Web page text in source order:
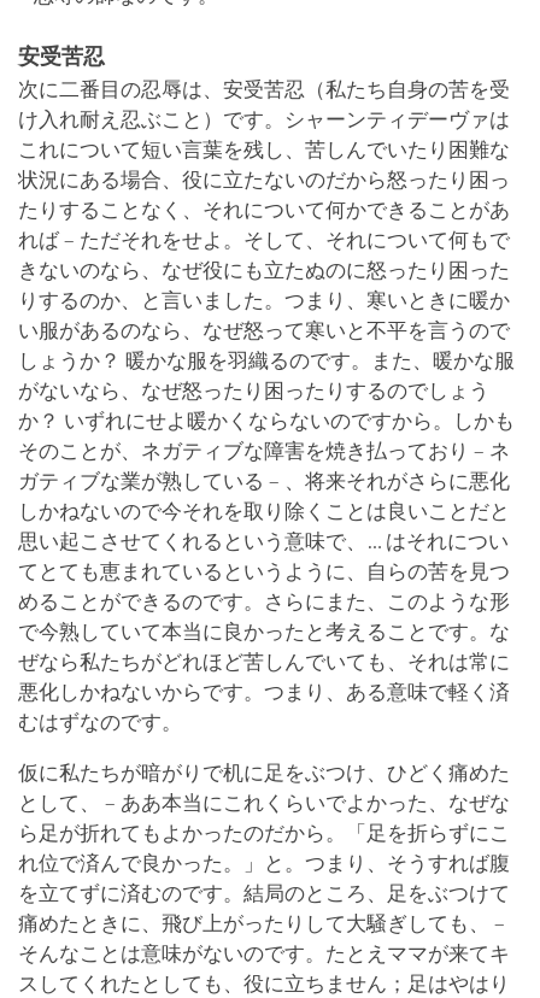
安受苦忍
次に二番目の忍辱は、安受苦忍（私たち自身の苦を受
け入れ耐え忍ぶこと）です。シャーンティデーヴァは
これについて短い言葉を残し、苦しんでいたり困難な
状況にある場合、役に立たないのだから怒ったり困っ
たりすることなく、それについて何かできることがあ
れば – ただそれをせよ。そして、それについて何もで
きないのなら、なぜ役にも立たぬのに怒ったり困った
りするのか、と言いました。つまり、寒いときに暖か
い服があるのなら、なぜ怒って寒いと不平を言うので
しょうか？ 暖かな服を羽織るのです。また、暖かな服
がないなら、なぜ怒ったり困ったりするのでしょう
か？ いずれにせよ暖かくならないのですから。しかも
そのことが、ネガティブな障害を焼き払っており – ネ
ガティブな業が熟している – 、将来それがさらに悪化
しかねないので今それを取り除くことは良いことだと
思い起こさせてくれるという意味で、… はそれについ
てとても恵まれているというように、自らの苦を見つ
めることができるのです。さらにまた、このような形
で今熟していて本当に良かったと考えることです。な
ぜなら私たちがどれほど苦しんでいても、それは常に
悪化しかねないからです。つまり、ある意味で軽く済
むはずなのです。
仮に私たちが暗がりで机に足をぶつけ、ひどく痛めた
として、 – ああ本当にこれくらいでよかった、なぜな
ら足が折れてもよかったのだから。「足を折らずにこ
れ位で済んで良かった。」と。つまり、そうすれば腹
を立てずに済むのです。結局のところ、足をぶつけて
痛めたときに、飛び上がったりして大騒ぎしても、 –
そんなことは意味がないのです。たとえママが来てキ
スしてくれたとしても、役に立ちません；足はやはり